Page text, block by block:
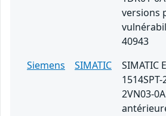
versions
40943
Siemens
SIMATIC
SIMATIC
2VN03-